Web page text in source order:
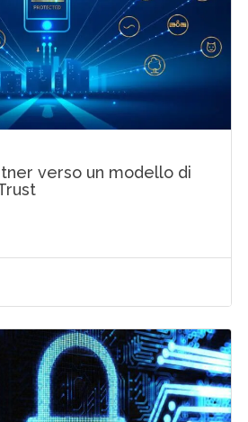
verso un modello di